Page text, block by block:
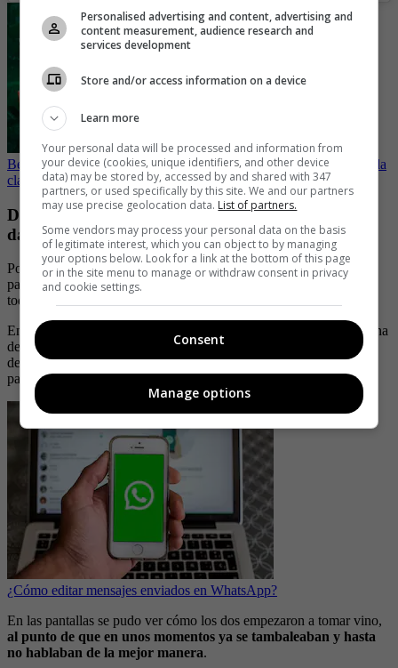
Besos entre dos mujeres del ‘Desafío’ encendió las redes, hubo toda
clase de comentario
Dos participantes del ‘Desafío’ tendrán que pagar
daños por 50 millones de pesos
Por estos días también se vivió un polémico momento, en el que
participantes del realityterminaron endeudados con el programa,
todo por una serie de destrozos que hicieron.
En uno de los recientes capítulos, Yan y La Flaca tuvieron la fortuna
de poder pasar la noche en ‘El Cubo’, lugar dispuesto para
descansar y recompensar a ciertos participantes, pero que por
pasarse de copas, terminaron en problemas.
¿Cómo editar mensajes enviados en WhatsApp?
En las pantallas se pudo ver cómo los dos empezaron a tomar vino,
al punto de que en unos momentos ya se tambaleaban y hasta
no hablaban de la mejor manera.
Personalised advertising and content, advertising and
content measurement, audience research and
services development
Store and/or access information on a device
Learn more
Your personal data will be processed and information from
your device (cookies, unique identifiers, and other device
data) may be stored by, accessed by and shared with 347
partners, or used specifically by this site. We and our partners
may use precise geolocation data. List of partners.
Some vendors may process your personal data on the basis
of legitimate interest, which you can object to by managing
your options below. Look for a link at the bottom of this page
or in the site menu to manage or withdraw consent in privacy
and cookie settings.
Consent
Manage options